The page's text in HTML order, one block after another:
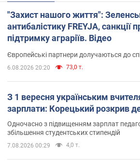
"Захист нашого життя":
антибалістику FREYJA, санкції
підтримку аграріїв. Відео
Європейські партнери долучаються до
6.08.2026 20:20 73,0 т.
З 1 вересня українським
зарплати: Корецький розкрив
Одночасно з підвищенням зарплат
збільшення студентських стипендій
7.08.2026 00:29 4,0 т.